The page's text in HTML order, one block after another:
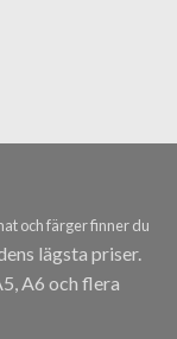
och färger finner du
lägsta priser.
A6 och flera